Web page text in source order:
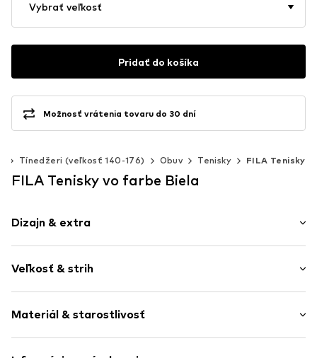
Vybrať veľkosť
Pridať do košíka
Možnosť vrátenia tovaru do 30 dní
Tínedžeri (veľkosť 140-176) Obuv Tenisky FILA Tenisky
FILA Tenisky vo farbe Biela
Dizajn & extra
S platformou
Okrúhla špička
Priedušná stielka
Veľkosť & strih
Materiál & starostlivosť